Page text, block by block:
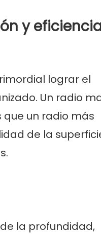
y
lograr el
Un radio
un radio más
de la
la profundidad,